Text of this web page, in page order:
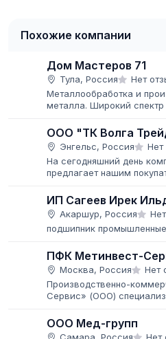
Похожие компании
Дом Мастеров 71
Тула, Россия
Нет
Металлообработка и
металла. Широкий
компаниями, так и с...
ООО "ТК Волга
Энгельс, Россия
Нет
На сегодняшний день
предлагает нашим
производителей, так и
ИП Сагеев Ирек
Акаршур, Россия
подшипник
ПФК Метинвест-
Москва, Россия
Нет
Производственно-
Сервис» (ООО)
ассортименте, имеет
ООО Мед-групп